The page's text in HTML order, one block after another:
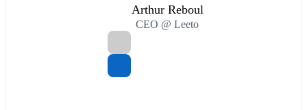
Arthur Reboul
CEO @ Leeto